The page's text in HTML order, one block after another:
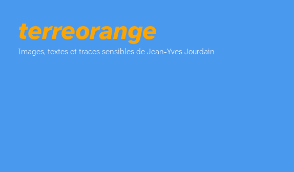
terreorange
Images, textes et traces sensibles de Jean-Yves Jourdain